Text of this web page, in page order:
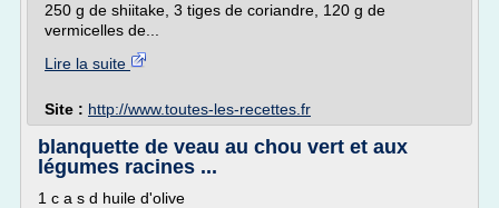
250 g de shiitake, 3 tiges de coriandre, 120 g de
vermicelles de...
Lire la suite
Site : http://www.toutes-les-recettes.fr
blanquette de veau au chou vert et aux
légumes racines ...
1 c a s d huile d'olive